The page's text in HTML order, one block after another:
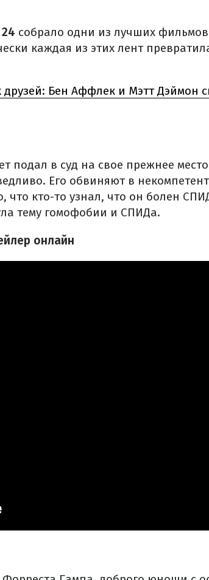
собрало одни из лучших
каждая из этих лент
друзей: Бен Аффлек и Мэтт Дэймон
подал в суд на свое прежнее
Его обвиняют в
что кто-то узнал, что он болен
тему гомофобии и СПИДа.
онлайн